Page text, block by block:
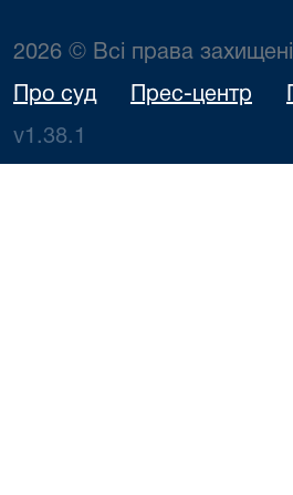
2026 © Всі права захищені
Про суд Прес-центр
v1.38.1